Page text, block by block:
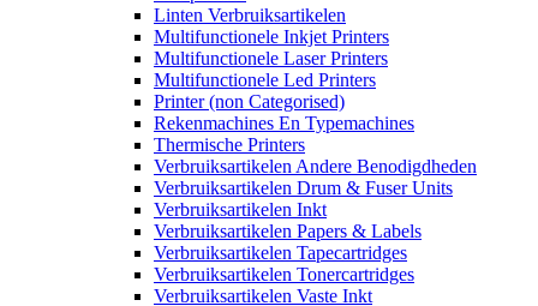
Linten Verbruiksartikelen
Multifunctionele Inkjet Printers
Multifunctionele Laser Printers
Multifunctionele Led Printers
Printer (non Categorised)
Rekenmachines En Typemachines
Thermische Printers
Verbruiksartikelen Andere Benodigdheden
Verbruiksartikelen Drum & Fuser Units
Verbruiksartikelen Inkt
Verbruiksartikelen Papers & Labels
Verbruiksartikelen Tapecartridges
Verbruiksartikelen Tonercartridges
Verbruiksartikelen Vaste Inkt